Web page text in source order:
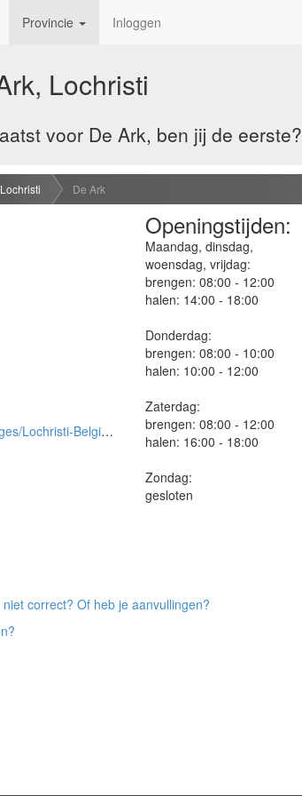
Provincie Inloggen
Lochristi
voor De Ark, ben jij de eerste?
Lochristi De Ark
voor-Hond-en-Kat/250759788960
Openingstijden:
Maandag, dinsdag,
woensdag, vrijdag:
brengen: 08:00 - 12:00
halen: 14:00 - 18:00
Donderdag:
brengen: 08:00 - 10:00
halen: 10:00 - 12:00
Zaterdag:
brengen: 08:00 - 12:00
halen: 16:00 - 18:00
Zondag:
gesloten
correct? Of heb je aanvullingen?